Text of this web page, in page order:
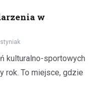
w
kulturalno-sportowych
rok. To miejsce, gdzie